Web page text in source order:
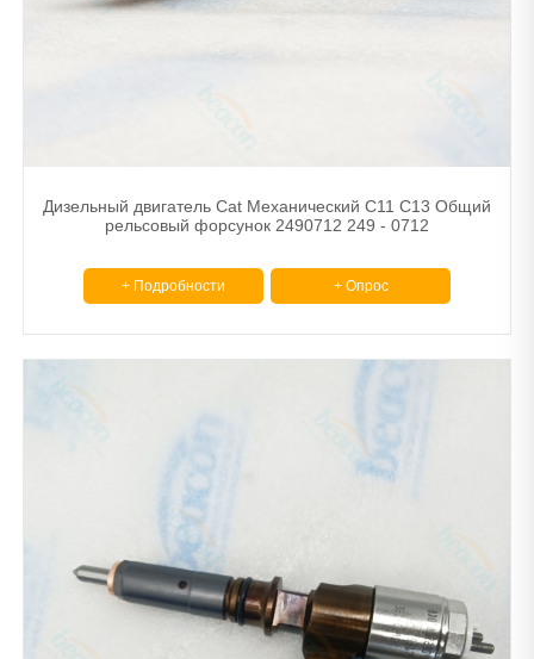
Дизельный двигатель Cat Механический C11 C13 Общий
рельсовый форсунок 2490712 249 - 0712
+ Подробности + Опрос